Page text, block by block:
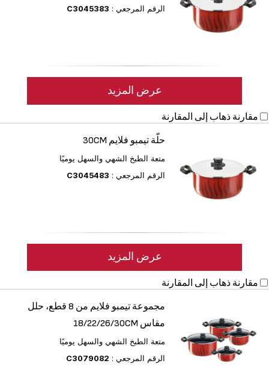
الرقم المرجعي : C3045383
عرض المزيد
مقارنة ذهاب إلى المقارنة
حلّة تيمبو فلايم 30CM
متعة الطبخ الشهي والسهل يوميًا
الرقم المرجعي : C3045483
عرض المزيد
مقارنة ذهاب إلى المقارنة
مجموعة تيمبو فلايم من 8 قطع، حلل
مقاس ‎18/22/26/30CM
متعة الطبخ الشهي والسهل يوميًا
الرقم المرجعي : C3079082